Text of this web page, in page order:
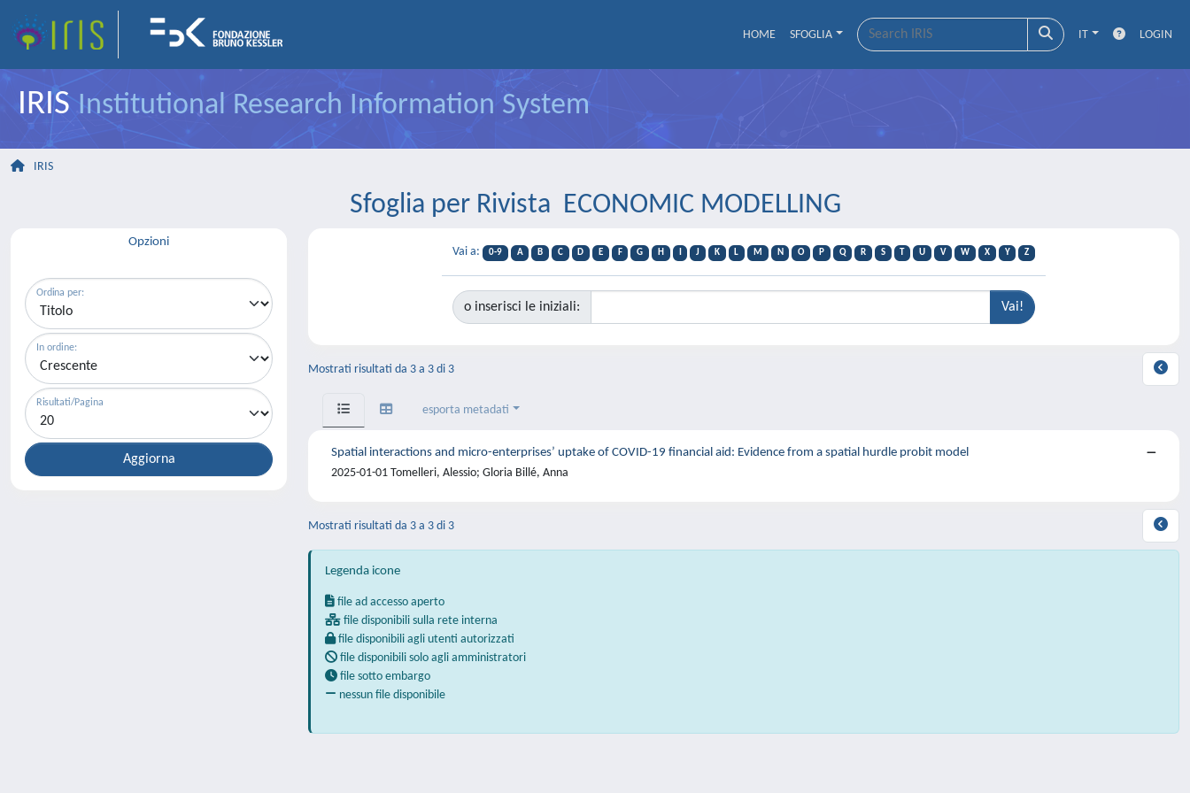
HOME SFOGLIA IT LOGIN
IRISInstitutional Research Information System
IRIS
Sfoglia per Rivista ECONOMIC MODELLING
Opzioni
Ordina per:
In ordine:
Risultati/Pagina
Vai a: 0-9 A B C D E F G H J K L M N O P Q R S T U V W X Y Z
o inserisci le iniziali:
Mostrati risultati da 3 a 3 di 3
esporta metadati
Spatial interactions and micro-enterprises’ uptake of COVID-19 financial aid: Evidence from a spatial hurdle probit model
2025-01-01 Tomelleri, Alessio; Gloria Billé, Anna
Mostrati risultati da 3 a 3 di 3
Legenda icone
file ad accesso aperto
file disponibili sulla rete interna
file disponibili agli utenti autorizzati
file disponibili solo agli amministratori
file sotto embargo
nessun file disponibile